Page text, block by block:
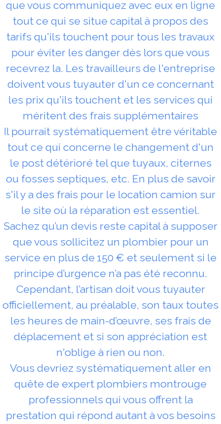
que vous communiquez avec eux en ligne
tout ce qui se situe capital à propos des
tarifs qu'ils touchent pour tous les travaux
pour éviter les danger dès lors que vous
recevrez la. Les travailleurs de l'entreprise
doivent vous tuyauter d'un ce concernant
les prix qu'ils touchent et les services qui
méritent des frais supplémentaires
Il pourrait systématiquement être véritable
tout ce qui concerne le changement d'un
le post détérioré tel que tuyaux, citernes
ou fosses septiques, etc. En plus de savoir
s'il y a des frais pour le location camion sur
le site où la réparation est essentiel.
Sachez qu’un devis reste capital à supposer
que vous sollicitez un plombier pour un
service en plus de 150 € et seulement si le
principe d’urgence n’a pas été reconnu.
Cependant, l’artisan doit vous tuyauter
officiellement, au préalable, son taux toutes
les heures de main-d’œuvre, ses frais de
déplacement et si son appréciation est
n'oblige à rien ou non.
Vous devriez systématiquement aller en
quête de expert plombiers montrouge
professionnels qui vous offrent la
prestation qui répond autant à vos besoins